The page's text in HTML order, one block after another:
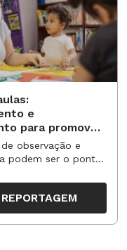
e
para promover
observação e
podem ser o ponto
e propostas no